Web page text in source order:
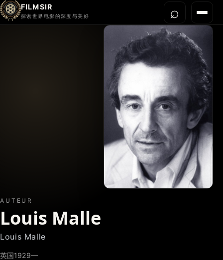
FILMSIR
探索世界电影的深度与美好 菜单
⌕打开
AUTEUR
Louis Malle
Louis Malle
英国1929—